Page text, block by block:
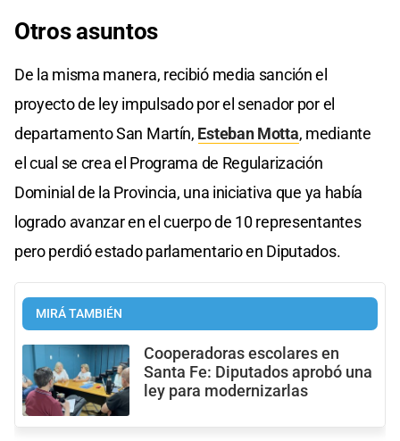
Otrosasuntos
De la misma manera, recibió media sanción el
proyecto de ley impulsado por el senador por el
departamento San Martín, Esteban Motta, mediante
el cual se crea el Programa de Regularización
Dominial de la Provincia, una iniciativa que ya había
logrado avanzar en el cuerpo de 10 representantes
pero perdió estado parlamentario en Diputados.
MIRÁ TAMBIÉN
Cooperadoras escolares en
Santa Fe: Diputados aprobó una
ley para modernizarlas